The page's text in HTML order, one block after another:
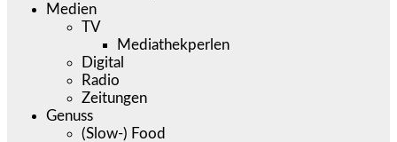
Medien
TV
Mediathekperlen
Digital
Radio
Zeitungen
Genuss
(Slow-) Food